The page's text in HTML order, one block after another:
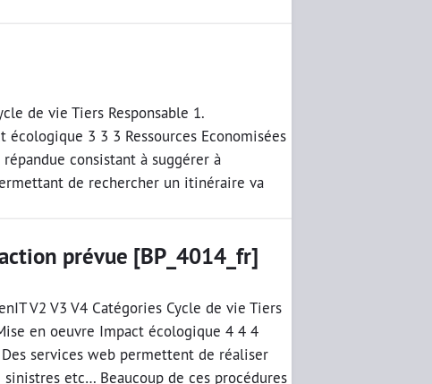
de vie Tiers Responsable 1.
3 3 3 Ressources Economisées
consistant à suggérer à
de rechercher un itinéraire va
prévue [BP_4014_fr]
V2 V3 V4 Catégories Cycle de vie Tiers
en oeuvre Impact écologique 4 4 4
services web permettent de réaliser
etc… Beaucoup de ces procédures